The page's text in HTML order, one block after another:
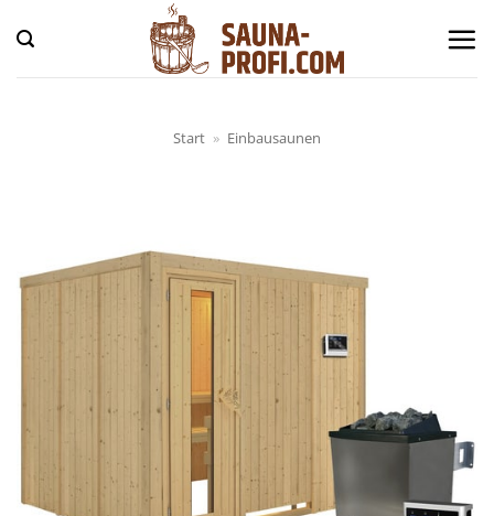
Inhalt
springen
Start » Einbausaunen